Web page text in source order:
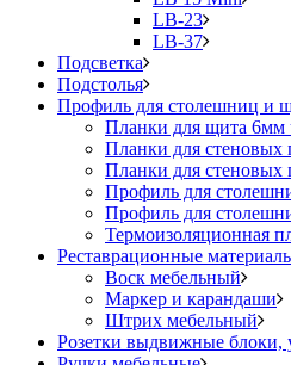
LB-23
LB-37
Подсветка
Подстолья
Профиль для столешниц и
Планки для щита 6мм
Планки для стеновых
Планки для стеновых
Профиль для
Профиль для
Термоизоляционная
Реставрационные
Воск мебельный
Маркер и карандаши
Штрих мебельный
Розетки выдвижные блоки,